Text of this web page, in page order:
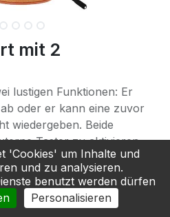
mit 2
lustigen Funktionen: Er
oder er kann eine zuvor
wiedergeben. Beide
Taster zu aktivieren.
alle Geräusche/Worte,
'Cookies' um Inhalte und
und zu analysieren.
benutzt werden dürfen
Personalisieren